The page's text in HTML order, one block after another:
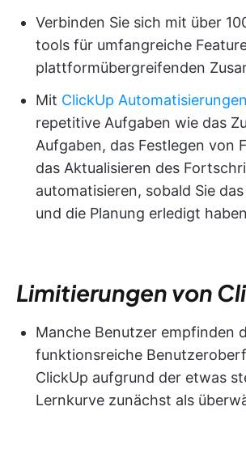
Verbinden Sie sich mit über
tools für umfangreiche
plattformübergreifenden
Mit ClickUp Automatisierungen
repetitive Aufgaben wie das
Aufgaben, das Festlegen von
das Aktualisieren des
automatisieren, sobald Sie
und die Planung erledigt
Limitierungen von
Manche Benutzer empfinden
funktionsreiche
ClickUp aufgrund der etwas
Lernkurve zunächst als